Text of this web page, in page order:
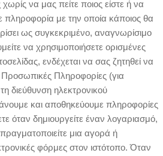
χωρίς να μας πείτε ποιος είστε ή να
με την οποία κάποιος θα
ως συγκεκριμένο, αναγνωρίσιμο
να χρησιμοποιήσετε ορισμένες
ενδέχεται να σας ζητηθεί να
Πληροφορίες (για
διεύθυνση ηλεκτρονικού
και αποθηκεύουμε πληροφορίες
όταν δημιουργείτε έναν λογαριασμό,
μια αγορά ή
φόρμες στον ιστότοπο. Όταν